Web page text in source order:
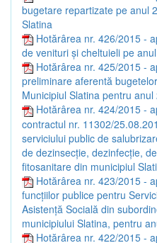
bugetare repartizate pe anul
Slatina
Hotărârea nr. 426/2015 -
de venituri și cheltuieli pe
Hotărârea nr. 425/2015 -
preliminare aferentă
Municipiul Slatina pentru anul
Hotărârea nr. 424/2015 -
contractul nr. 11302/
serviciului public de
de dezinsecție, dezinfecție,
fitosanitare din municipiul
Hotărârea nr. 423/2015 -
funcțiilor publice pentru
Asistență Socială din
municipiului Slatina, pentru
Hotărârea nr. 422/2015 -